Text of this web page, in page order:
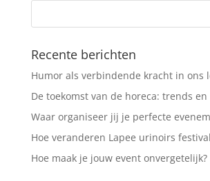
Recente berichten
Humor als verbindende kracht in ons
De toekomst van de horeca: trends
Waar organiseer jij je perfecte
Hoe veranderen Lapee urinoirs
Hoe maak je jouw event onvergetelijk?